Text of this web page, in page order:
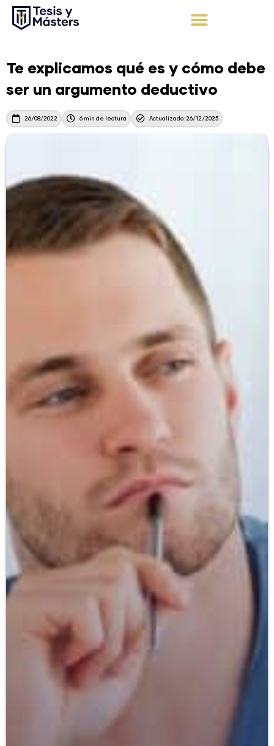
Te explicamos qué es y cómo debe
ser un argumento deductivo
26/08/2022 6 min de lectura Actualizado: 26/12/2025